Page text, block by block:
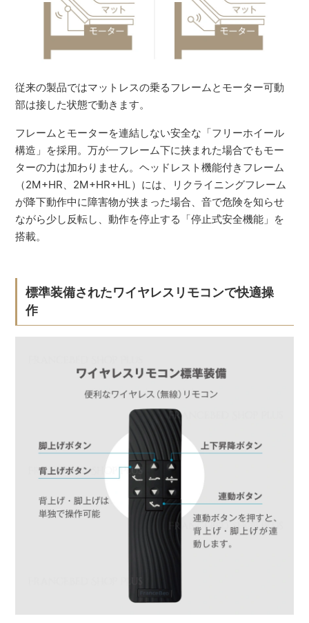
従来の製品ではマットレスの乗るフレームとモーター可動
部は接した状態で動きます。
フレームとモーターを連結しない安全な「フリーホイール
構造」を採用。万が一フレーム下に挟まれた場合でもモー
ターの力は加わりません。ヘッドレスト機能付きフレーム
（2M+HR、2M+HR+HL）には、リクライニングフレーム
が降下動作中に障害物が挟まった場合、音で危険を知らせ
ながら少し反転し、動作を停止する「停止式安全機能」を
搭載。
標準装備されたワイヤレスリモコンで快適操
作